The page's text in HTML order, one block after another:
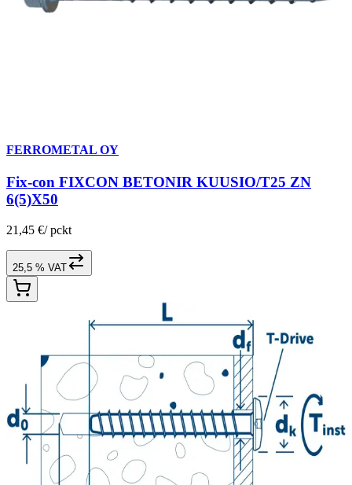
FERROMETAL OY
Fix-con FIXCON BETONIR KUUSIO/T25 ZN
6(5)X50
21,45 €/ pckt
25,5 % VAT